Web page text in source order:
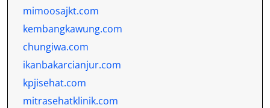
mimoosajkt.com
kembangkawung.com
chungiwa.com
ikanbakarcianjur.com
kpjisehat.com
mitrasehatklinik.com